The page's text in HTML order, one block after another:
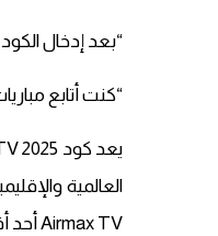
“بعد إدخال الكود الجديد، صار
“كنت أتابع
العالمية
Airmax TV أحد أقوى تطبيقات المشاهدة في الوطن العربي.